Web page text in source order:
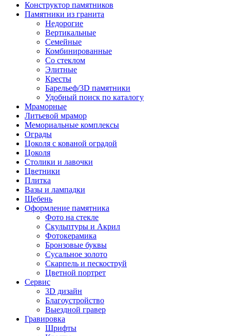
Конструктор памятников
Памятники из гранита
Недорогие
Вертикальные
Семейные
Комбинированные
Со стеклом
Элитные
Кресты
Барельеф/3D памятники
Удобный поиск по каталогу
Мраморные
Литьевой мрамор
Мемориальные комплексы
Ограды
Цоколя с кованой оградой
Цоколя
Столики и лавочки
Цветники
Плитка
Вазы и лампадки
Щебень
Оформление памятника
Фото на стекле
Скульптуры и Акрил
Фотокерамика
Бронзовые буквы
Сусальное золото
Скарпель и пескоструй
Цветной портрет
Сервис
3D дизайн
Благоустройство
Выездной гравер
Гравировка
Шрифты